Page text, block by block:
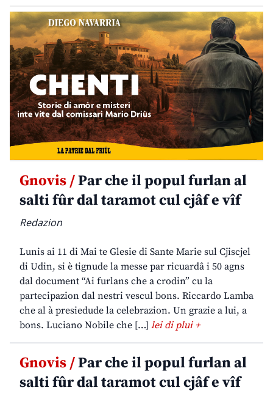
Gnovis /Par che il popul furlan al
salti fûr dal taramot cul cjâf e vîf
Redazion
Lunis ai 11 di Mai te Glesie di Sante Marie sul Cjiscjel
di Udin, si è tignude la messe par ricuardâ i 50 agns
dal document “Ai furlans che a crodin” cu la
partecipazion dal nestri vescul bons. Riccardo Lamba
che al à presiedude la celebrazion. Un grazie a lui, a
bons. Luciano Nobile che […] lei di plui +
Gnovis /Par che il popul furlan al
salti fûr dal taramot cul cjâf e vîf